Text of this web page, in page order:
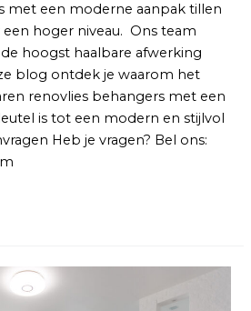
met een moderne aanpak tillen
hoger niveau. Ons team
hoogst haalbare afwerking
blog ontdek je waarom het
renovlies behangers met een
is tot een modern en stijlvol
Heb je vragen? Bel ons: